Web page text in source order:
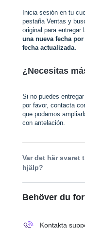
Inicia sesión en tu
pestaña Ventas y
original para entregar
una nueva fecha
fecha actualizada.
¿Necesitas
Si no puedes
por favor, contacta
que podamos
con antelación.
Var det här svaret
hjälp?
Behöver du
Kontakta